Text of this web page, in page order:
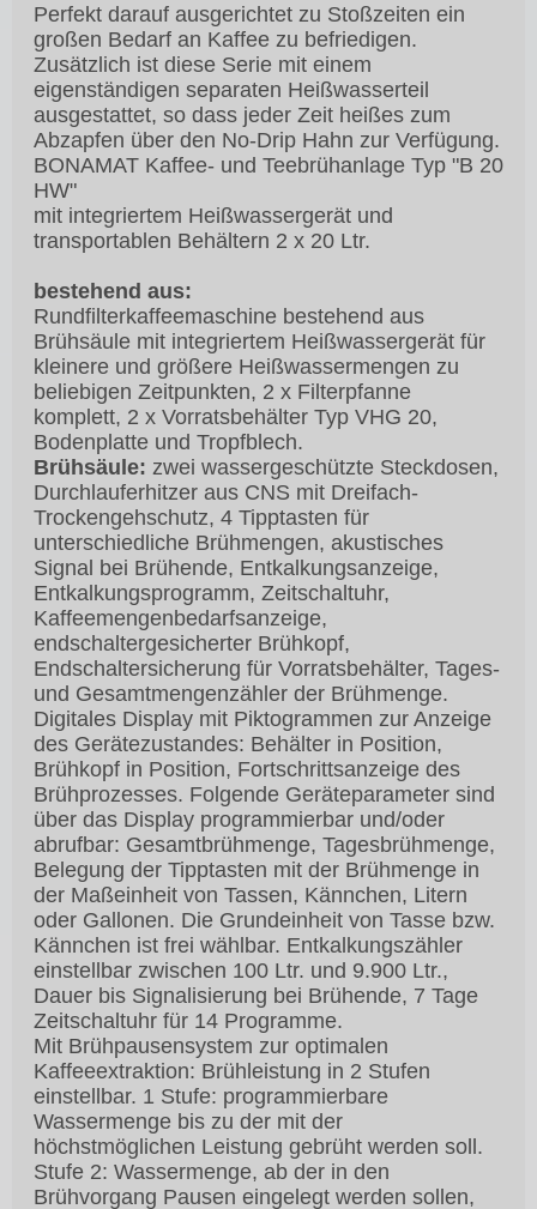
Perfekt darauf ausgerichtet zu Stoßzeiten ein
großen Bedarf an Kaffee zu befriedigen.
Zusätzlich ist diese Serie mit einem
eigenständigen separaten Heißwasserteil
ausgestattet, so dass jeder Zeit heißes zum
Abzapfen über den No-Drip Hahn zur Verfügung.
BONAMAT Kaffee- und Teebrühanlage Typ "B 20
HW"
mit integriertem Heißwassergerät und
transportablen Behältern 2 x 20 Ltr.
bestehend aus:
Rundfilterkaffeemaschine bestehend aus
Brühsäule mit integriertem Heißwassergerät für
kleinere und größere Heißwassermengen zu
beliebigen Zeitpunkten, 2 x Filterpfanne
komplett, 2 x Vorratsbehälter Typ VHG 20,
Bodenplatte und Tropfblech.
Brühsäule: zwei wassergeschützte Steckdosen,
Durchlauferhitzer aus CNS mit Dreifach-
Trockengehschutz, 4 Tipptasten für
unterschiedliche Brühmengen, akustisches
Signal bei Brühende, Entkalkungsanzeige,
Entkalkungsprogramm, Zeitschaltuhr,
Kaffeemengenbedarfsanzeige,
endschaltergesicherter Brühkopf,
Endschaltersicherung für Vorratsbehälter, Tages-
und Gesamtmengenzähler der Brühmenge.
Digitales Display mit Piktogrammen zur Anzeige
des Gerätezustandes: Behälter in Position,
Brühkopf in Position, Fortschrittsanzeige des
Brühprozesses. Folgende Geräteparameter sind
über das Display programmierbar und/oder
abrufbar: Gesamtbrühmenge, Tagesbrühmenge,
Belegung der Tipptasten mit der Brühmenge in
der Maßeinheit von Tassen, Kännchen, Litern
oder Gallonen. Die Grundeinheit von Tasse bzw.
Kännchen ist frei wählbar. Entkalkungszähler
einstellbar zwischen 100 Ltr. und 9.900 Ltr.,
Dauer bis Signalisierung bei Brühende, 7 Tage
Zeitschaltuhr für 14 Programme.
Mit Brühpausensystem zur optimalen
Kaffeeextraktion: Brühleistung in 2 Stufen
einstellbar. 1 Stufe: programmierbare
Wassermenge bis zu der mit der
höchstmöglichen Leistung gebrüht werden soll.
Stufe 2: Wassermenge, ab der in den
Brühvorgang Pausen eingelegt werden sollen,